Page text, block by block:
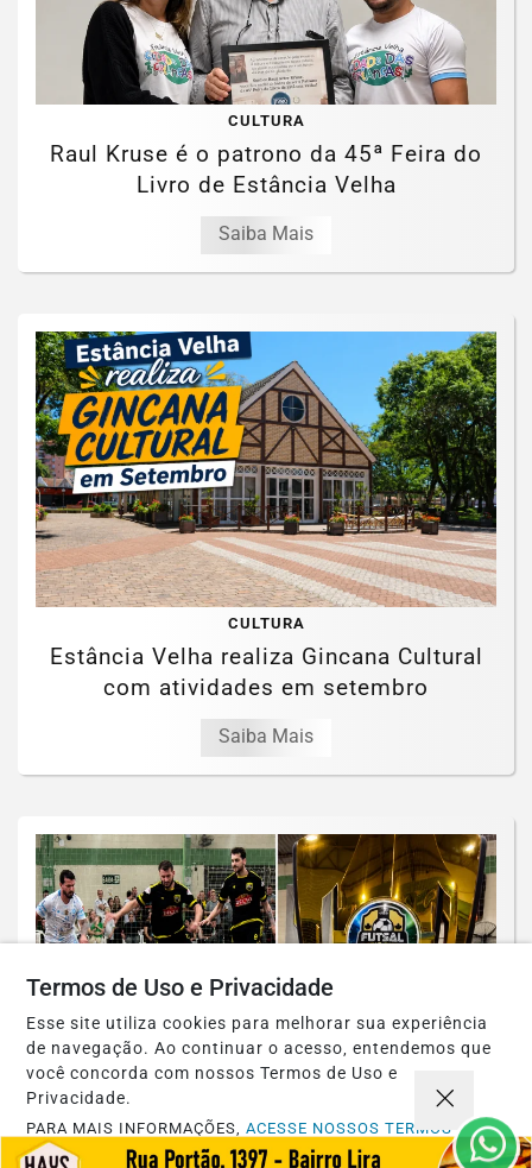
CULTURA
Raul Kruse é o patrono da 45ª Feira do
Livro de Estância Velha
Saiba Mais
CULTURA
Estância Velha realiza Gincana Cultural
com atividades em setembro
Saiba Mais
ESPORTES
Atual campeão, Uclã estreia com
Termos de Uso e Privacidade
Esse site utiliza cookies para melhorar sua experiência
de navegação. Ao continuar o acesso, entendemos que
você concorda com nossos Termos de Uso e
Privacidade.
PARA MAIS INFORMAÇÕES,ACESSE NOSSOS TERMOS
CLICANDO AQUI